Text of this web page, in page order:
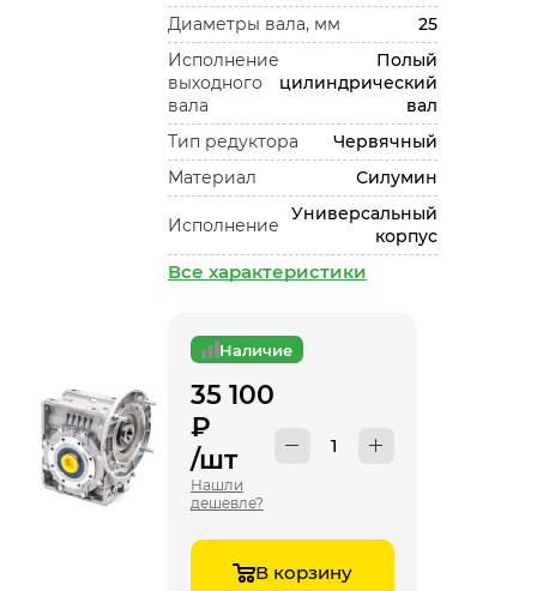
Диаметры вала, мм
25
Исполнение
выходного
вала
Полый
цилиндрический
вал
Тип редуктора
Червячный
Материал
Силумин
Исполнение
Универсальный
корпус
Все характеристики
Наличие
35 100
₽
/шт
Нашли
дешевле?
В корзину